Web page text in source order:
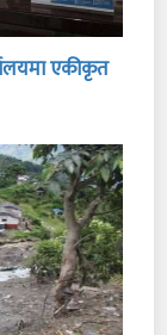
एकीकृत